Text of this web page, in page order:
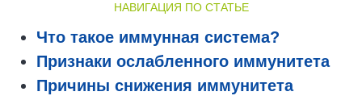
НАВИГАЦИЯ ПО СТАТЬЕ
Что такое иммунная система?
Признаки ослабленного иммунитета
Причины снижения иммунитета